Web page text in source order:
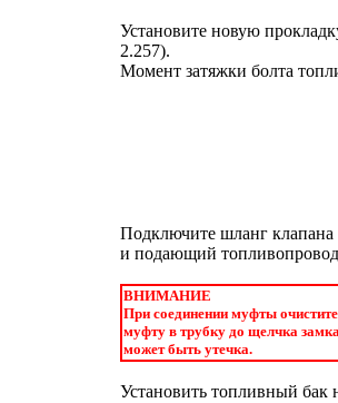
Установите новую
2.257).
Момент затяжки болта
Подключите шланг клапана
и подающий
ВНИМАНИЕ
При соединении муфты
муфту в трубку до щелчка
может быть утечка.
Установить топливный бак